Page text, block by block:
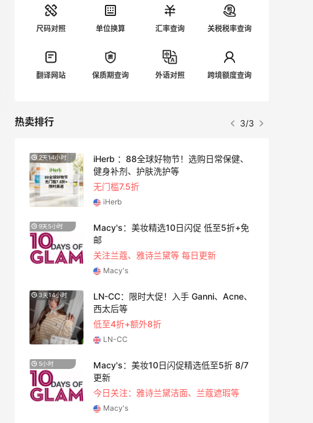
支付结算； 🉑最后，关于淘宝返利，美团
外卖之类，尽量不使用商家自带的优惠
券，比如美团会员，我试了几次，每次用
但是直接通过55这边跳转过去，用55的
优惠券，基本上都有返利。 希望55能多
条命（跳转太慢），但是不影响我薅羊毛
略教程]
5955/)
page”,填写信息就可以了，很多姐妹反应
都卡在了名字那一关，其实真的很简单，
我就是纯英文都过了，最好是小写英文
+数字+英文，然后点“账号验证”后设置密
码填写邮箱提交就行，后面密码忘了还可
以用邮箱来找回密码啥的。 ➡第三步:添
刀噢。 ➡坐等收货，我有一单18号买的，
给你，可以通过邮件里的单号直接点击查
看物流信息； 2.也可以在官网“我的订单”
“More”,就可以查看具体的物流信息啦。 .
以上就是我的分享，其实遇到折扣的时候
真的很划算，这次多亏了55，才薅到了羊
毛，海淘会上瘾的感觉，已经忍不住想买
其他的网站了，后面也会一直和大家分享
(https://post.55haitao.com/p/127566
/) [3ce云朵超全试色合集]
(https://post.55haitao.com/show/12
6843/) [3ce云朵唇釉色号**]
6838/)
尺码对照 单位换算 汇率查询 关税税率查询
翻译网站 保质期查询 外语对照 跨境额度查询
热卖排行 3/3
2天14小时
iHerb ：88全球好物节！选购日常保健、
健身补剂、护肤洗护等
无门槛7.5折
iHerb
9天5小时
Macy's：美妆精选10日闪促 低至5折+免
邮
关注兰蔻、雅诗兰黛等 每日更新
Macy's
3天14小时
LN-CC：限时大促！入手 Ganni、Acne、
西太后等
低至4折+额外8折
LN-CC
5小时
Macy's：美妆10日闪促精选低至5折 8/7
更新
今日关注：雅诗兰黛洁面、兰蔻遮瑕等
Macy's